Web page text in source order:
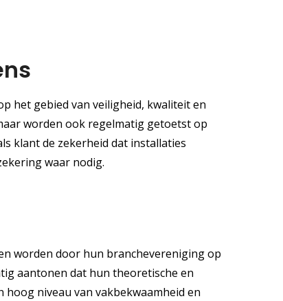
het gebied van veiligheid, kwaliteit en
worden ook regelmatig getoetst op
klant de zekerheid dat installaties
waar nodig.
worden door hun branchevereniging op
aantonen dat hun theoretische en
niveau van vakbekwaamheid en